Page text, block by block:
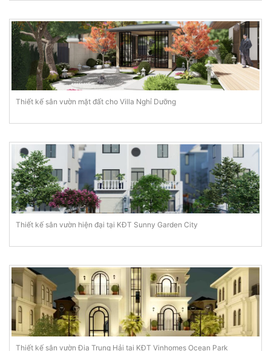
Thiết kế sân vườn mặt đất cho Villa Nghỉ Dưỡng
Thiết kế sân vườn hiện đại tại KĐT Sunny Garden City
Thiết kế sân vườn Địa Trung Hải tại KĐT Vinhomes Ocean Park